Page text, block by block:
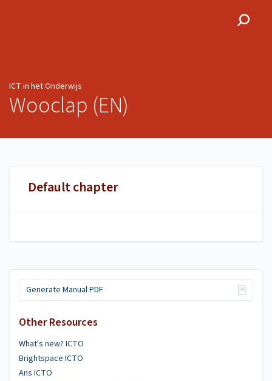
ICT in het Onderwijs
Wooclap (EN)
Generate Manual PDF
Other Resources
What's new? ICTO
Brightspace ICTO
Ans ICTO
Default chapter